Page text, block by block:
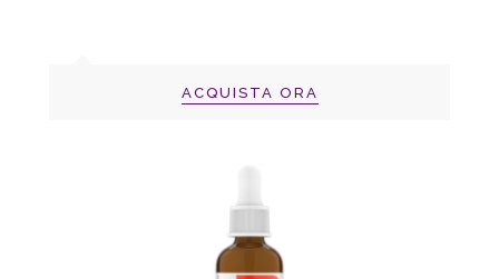
ACQUISTA ORA